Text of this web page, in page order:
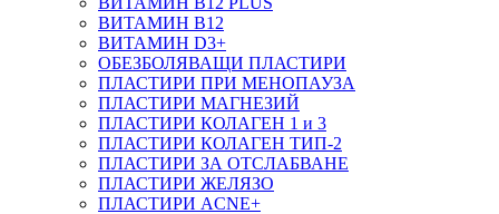
ВИТАМИН B12
ВИТАМИН D3+
ОБЕЗБОЛЯВАЩИ ПЛАСТИРИ
ПЛАСТИРИ ПРИ МЕНОПАУЗА
ПЛАСТИРИ МАГНЕЗИЙ
ПЛАСТИРИ КОЛАГЕН 1 и 3
ПЛАСТИРИ КОЛАГЕН ТИП-2
ПЛАСТИРИ ЗА ОТСЛАБВАНЕ
ПЛАСТИРИ ЖЕЛЯЗО
ПЛАСТИРИ ACNE+